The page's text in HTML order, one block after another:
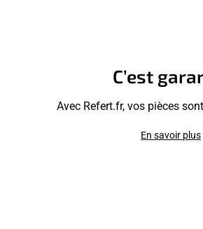
C’est
Avec Refert.fr, vos pièces
En savoir plus